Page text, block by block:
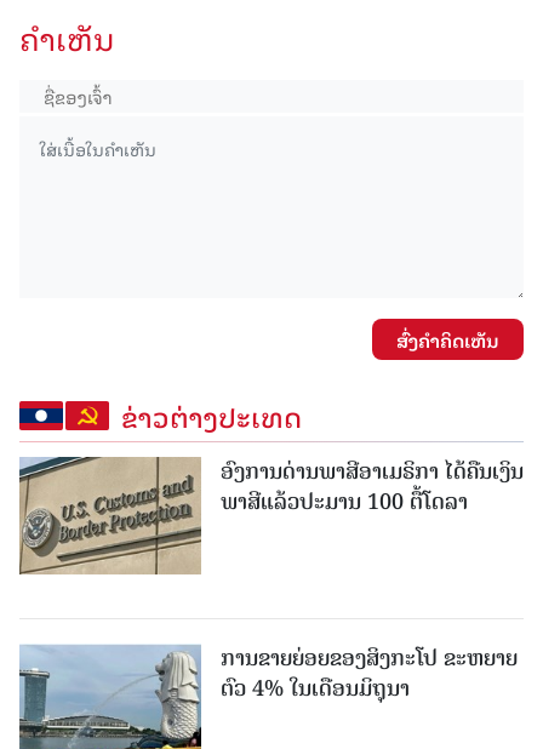
ຄໍາເຫັນ
ສົ່ງຄໍາຄິດເຫັນ
ຂ່າວຕ່າງປະເທດ
ອົງການດ່ານພາສີອາເມຣິກາ ໄດ້ຄືນເງິນ
ພາສີແລ້ວປະມານ 100 ຕື້ໂດລາ
ການຂາຍຍ່ອຍຂອງສິງກະໂປ ຂະຫຍາຍ
ຕົວ 4% ໃນເດືອນມິຖຸນາ